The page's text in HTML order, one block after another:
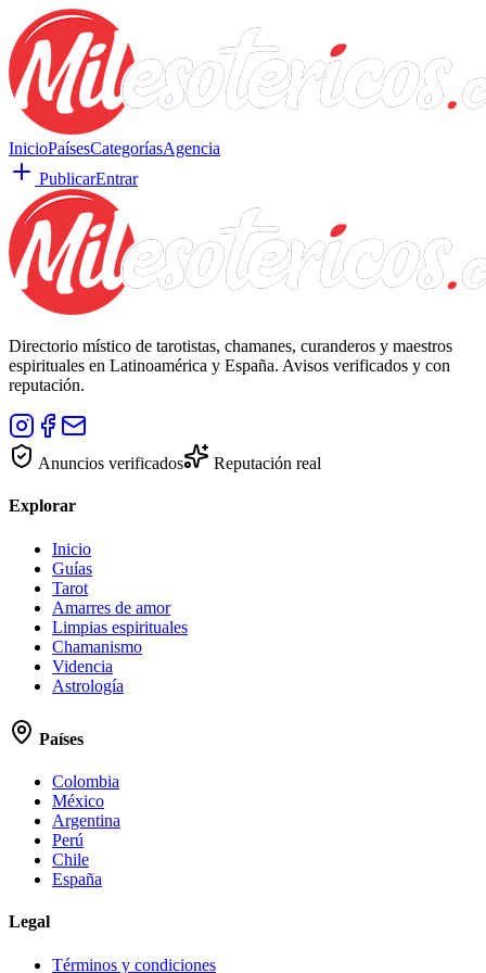
InicioPaísesCategoríasAgencia
PublicarEntrar
Directorio místico de tarotistas, chamanes, curanderos y maestros
espirituales en Latinoamérica y España. Avisos verificados y con
reputación.
Anuncios verificados Reputación real
Explorar
Inicio
Guías
Tarot
Amarres de amor
Limpias espirituales
Chamanismo
Videncia
Astrología
Países
Colombia
México
Argentina
Perú
Chile
España
Legal
Términos y condiciones